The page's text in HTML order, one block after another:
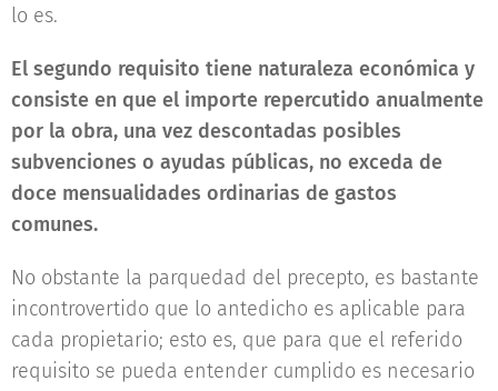
lo es.
El segundo requisito tiene naturaleza económica y
consiste en que el importe repercutido anualmente
por la obra, una vez descontadas posibles
subvenciones o ayudas públicas, no exceda de
doce mensualidades ordinarias de gastos
comunes.
No obstante la parquedad del precepto, es bastante
incontrovertido que lo antedicho es aplicable para
cada propietario; esto es, que para que el referido
requisito se pueda entender cumplido es necesario